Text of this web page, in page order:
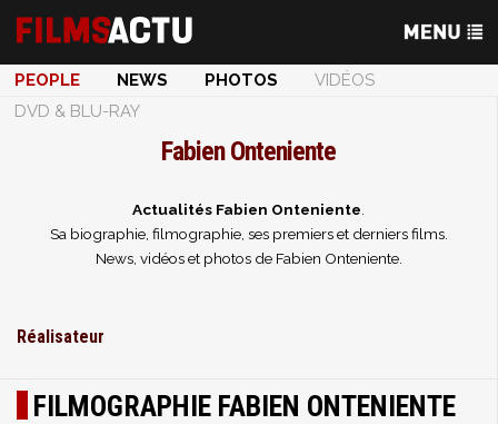
PEOPLE NEWS PHOTOS
VIDÉOS
DVD & BLU-RAY
Fabien Onteniente
Actualités Fabien Onteniente
Sa biographie, filmographie, ses premiers et derniers films.
News, vidéos et photos de Fabien Onteniente.
Réalisateur
FILMOGRAPHIE FABIEN ONTENIENTE